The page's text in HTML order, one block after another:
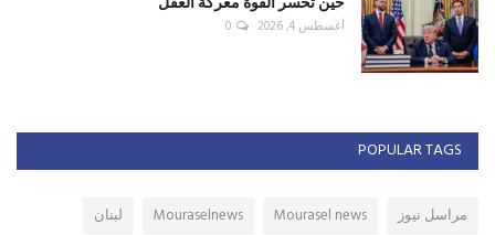
أغسطس 4, 2026 0
POPULAR TAGS
مراسل نيوز Mourasel news
Mouraselnews
لبنان